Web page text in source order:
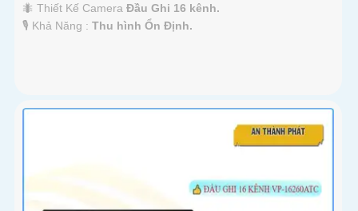
🐜 Thiết Kế Camera Đầu Ghi 16 kênh.
️🎙 Khả Năng : Thu hình Ổn Định.